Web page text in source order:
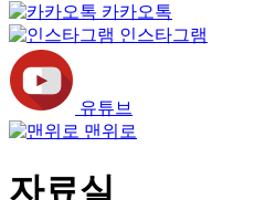
카카오톡
인스타그램
유튜브
맨위로
자료실